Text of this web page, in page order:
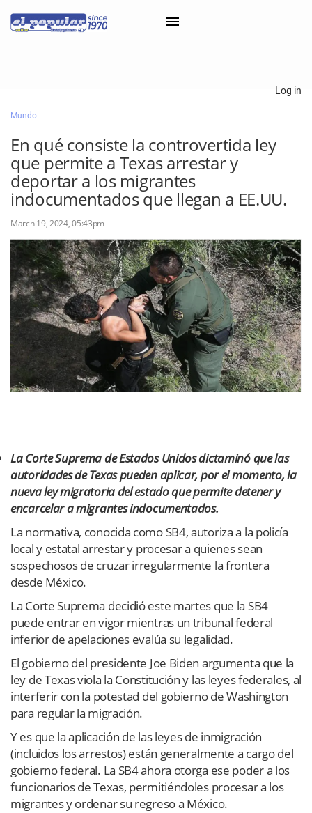
Classifieds
Categorías
Iniciar sesión con Clascal
×
Log in
Mundo
En qué consiste la controvertida ley
que permite a Texas arrestar y
deportar a los migrantes
indocumentados que llegan a EE.UU.
March 19, 2024, 05:43pm
La Corte Suprema de Estados Unidos dictaminó que las
autoridades de Texas pueden aplicar, por el momento, la
nueva ley migratoria del estado que permite detener y
encarcelar a migrantes indocumentados.
La normativa, conocida como SB4, autoriza a la policía
local y estatal arrestar y procesar a quienes sean
sospechosos de cruzar irregularmente la frontera
desde México.
La Corte Suprema decidió este martes que la SB4
puede entrar en vigor mientras un tribunal federal
inferior de apelaciones evalúa su legalidad.
El gobierno del presidente Joe Biden argumenta que la
ley de Texas viola la Constitución y las leyes federales, al
interferir con la potestad del gobierno de Washington
para regular la migración.
Y es que la aplicación de las leyes de inmigración
(incluidos los arrestos) están generalmente a cargo del
gobierno federal. La SB4 ahora otorga ese poder a los
funcionarios de Texas, permitiéndoles procesar a los
migrantes y ordenar su regreso a México.